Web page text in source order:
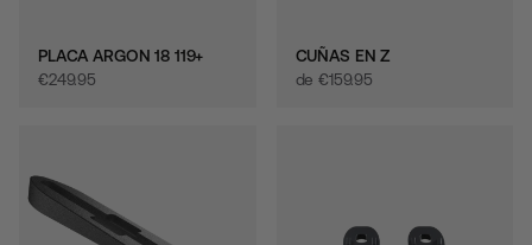
PLACA ARGON 18 119+
€‎249.95
CUÑAS EN Z
de€‎159.95